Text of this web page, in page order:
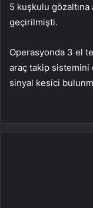
5 kuşkulu gözaltına
geçirilmişti.
Operasyonda 3 el
araç takip sistemini
sinyal kesici